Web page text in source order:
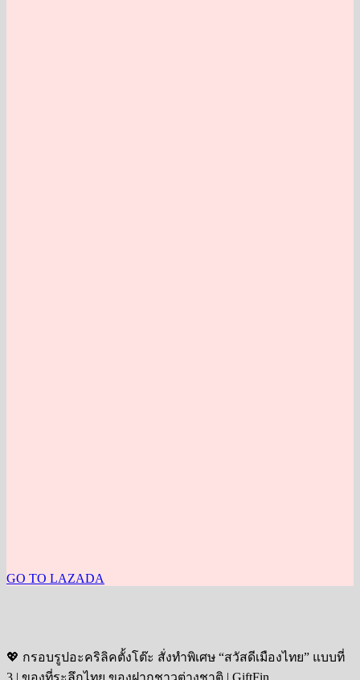
GO TO LAZADA
💖 กรอบรูปอะคริลิคตั้งโต๊ะ สั่งทำพิเศษ “สวัสดีเมืองไทย” แบบที่
3 | ของที่ระลึกไทย ของฝากชาวต่างชาติ | GiftFin